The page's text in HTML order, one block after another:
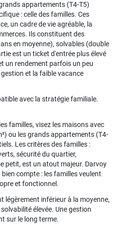
appartements (T4-T5)
: celle des familles. Ces
un cadre de vie agréable, la
Ils constituent des
en moyenne), solvables (double
est un ticket d'entrée plus élevé
un rendement parfois un peu
et la faible vacance
avec la stratégie familiale.
familles, visez les maisons avec
ou les grands appartements (T4-
Les critères des familles :
sécurité du quartier,
petit, est un atout majeur. Darvoy
compte : les familles veulent
et fonctionnel.
légèrement inférieur à la moyenne,
élevée. Une gestion
sur le long terme.